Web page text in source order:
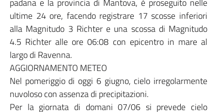
padana e la provincia di Mantova, è proseguito nelle
ultime 24 ore, facendo registrare 17 scosse inferiori
alla Magnitudo 3 Richter e una scossa di Magnitudo
4.5 Richter alle ore 06:08 con epicentro in mare al
largo di Ravenna.
AGGIORNAMENTO METEO
Nel pomeriggio di oggi 6 giugno, cielo irregolarmente
nuvoloso con assenza di precipitazioni.
Per la giornata di domani 07/06 si prevede cielo